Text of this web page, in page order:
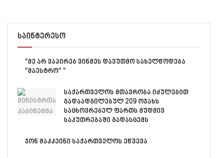
საინტერესო
“მე არ ვაპირებ ვინმეს დავუთმო სახელწოდება
“მაესტრო“ “
საქართველოს მთავრობა იძულებით
გადაადგილებულ 209 ოჯახს
საცხოვრებელ ფართს მუდმივ
საკუთრებაში გადასცემს
ჯონ მაკკეინი საქართველოს ეწვევა